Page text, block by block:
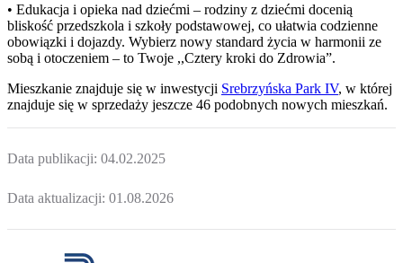
• Edukacja i opieka nad dziećmi – rodziny z dziećmi docenią
bliskość przedszkola i szkoły podstawowej, co ułatwia codzienne
obowiązki i dojazdy. Wybierz nowy standard życia w harmonii ze
sobą i otoczeniem – to Twoje ,,Cztery kroki do Zdrowia”.
Mieszkanie znajduje się w inwestycji Srebrzyńska Park IV, w której
znajduje się w sprzedaży jeszcze 46 podobnych nowych mieszkań.
Data publikacji: 04.02.2025
Data aktualizacji: 01.08.2026